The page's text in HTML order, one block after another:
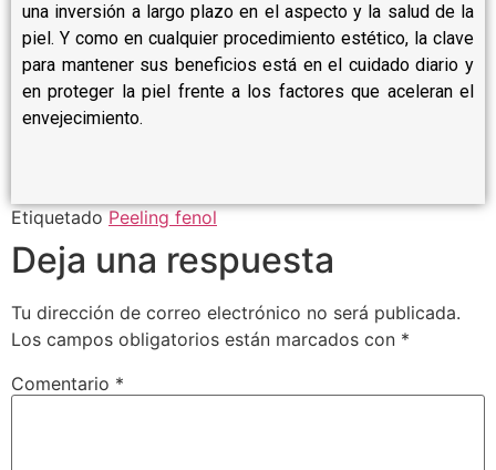
una inversión a largo plazo en el aspecto y la salud de la
piel. Y como en cualquier procedimiento estético, la clave
para mantener sus beneficios está en el cuidado diario y
en proteger la piel frente a los factores que aceleran el
envejecimiento.
EtiquetadoPeeling fenol
Deja una respuesta
Tu dirección de correo electrónico no será publicada.
Los campos obligatorios están marcados con *
Comentario *